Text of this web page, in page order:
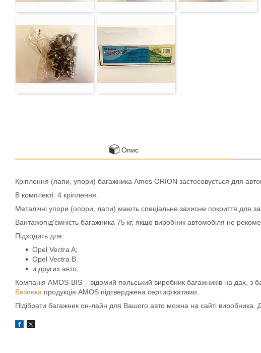
Опис
Кріплення (лапи, упори) багажника Amos ORION застосовується для
В комплекті: 4 кріплення.
Металічні упори (опори, лапи) мають спеціальне захисне покриття для
Вантажопід'ємність багажника 75 кг, якщо виробник автомобіля не
Підходить для:
Opel Vectra A;
Opel Vectra B.
и других авто;
Компанія AMOS-BIS – відомий польський виробник багажників на дах, з
Безпека продукція AMOS підтверджена сертифікатами.
Підібрати багажник он-лайн для Вашого авто можна на сайті